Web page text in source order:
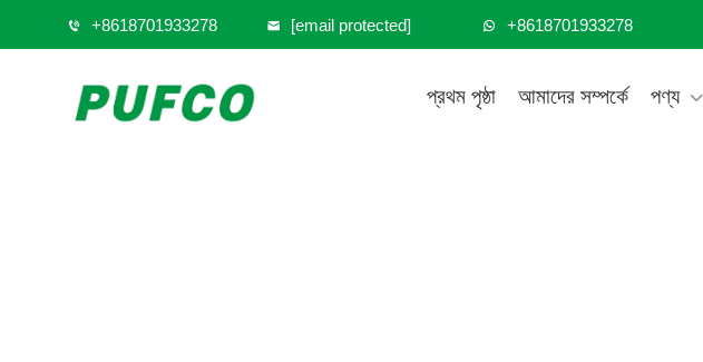
+8618701933278 [email protected] +8618701933278
প্রথম পৃষ্ঠা আমাদের সম্পর্কে পণ্য